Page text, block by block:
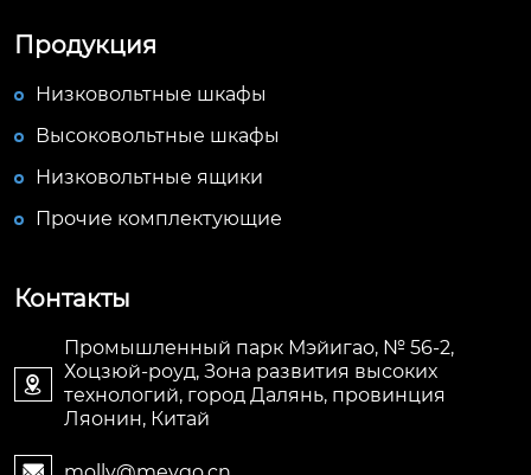
Продукция
Низковольтные шкафы
Высоковольтные шкафы
Низковольтные ящики
Прочие комплектующие
Контакты

Промышленный парк Мэйигао, № 56-2,
Хоцзюй-роуд, Зона развития высоких
технологий, город Далянь, провинция
Ляонин, Китай